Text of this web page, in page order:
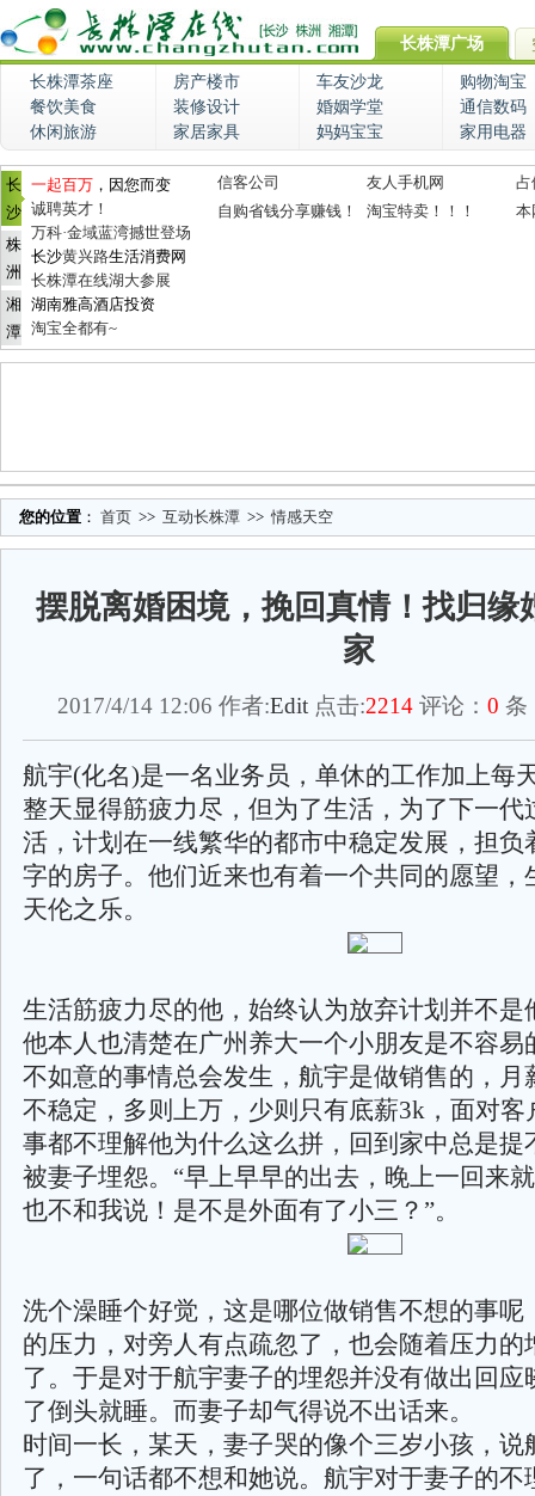
长株潭广场
长株潭茶座 房产楼市 车友沙龙
购物淘宝
餐饮美食
装修设计 婚姻学堂
通信数码
休闲旅游
家居家具 妈妈宝宝 家用电器
长
沙
株
洲
湘
潭
一起百万 ，因您而变
诚聘英才！
万科·金域蓝湾撼世登场
长沙黄兴路生活消费网
长株潭在线湖大参展
湖南雅高酒店投资
淘宝全都有~
信客公司 友人手机网
占
自购省钱分享赚钱！
淘宝特卖！！！ 本
您的位置 ： 首页 >> 互动长株潭 >> 情感天空
摆脱离婚困境，挽回真情！找归缘
家
2017/4/14 12:06 作者:Edit 点击:2214 评论： 0 条
航宇(化名)是一名业务员，单休的工作加上每
整天显得筋疲力尽，但为了生活，为了下一代
活，计划在一线繁华的都市中稳定发展，担负
字的房子。他们近来也有着一个共同的愿望，
天伦之乐。
生活筋疲力尽的他，始终认为放弃计划并不是
他本人也清楚在广州养大一个小朋友是不容易
不如意的事情总会发生，航宇是做销售的，月
不稳定，多则上万，少则只有底薪3k，面对客
事都不理解他为什么这么拼，回到家中总是提
被妻子埋怨。“早上早早的出去，晚上一回来
也不和我说！是不是外面有了小三？”。
洗个澡睡个好觉，这是哪位做销售不想的事呢
的压力，对旁人有点疏忽了，也会随着压力的
了。于是对于航宇妻子的埋怨并没有做出回应
了倒头就睡。而妻子却气得说不出话来。
时间一长，某天，妻子哭的像个三岁小孩，说
了，一句话都不想和她说。航宇对于妻子的不